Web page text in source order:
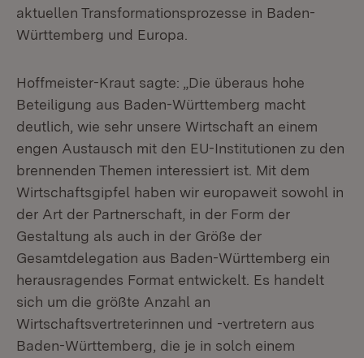
aktuellen Transformationsprozesse in Baden-
Württemberg und Europa.
Hoffmeister-Kraut sagte: „Die überaus hohe
Beteiligung aus Baden-Württemberg macht
deutlich, wie sehr unsere Wirtschaft an einem
engen Austausch mit den EU-Institutionen zu den
brennenden Themen interessiert ist. Mit dem
Wirtschaftsgipfel haben wir europaweit sowohl in
der Art der Partnerschaft, in der Form der
Gestaltung als auch in der Größe der
Gesamtdelegation aus Baden-Württemberg ein
herausragendes Format entwickelt. Es handelt
sich um die größte Anzahl an
Wirtschaftsvertreterinnen und -vertretern aus
Baden-Württemberg, die je in solch einem